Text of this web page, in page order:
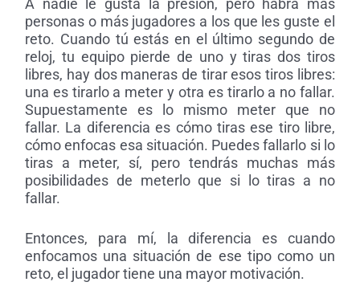
personas o más jugadores a los que les guste el
reto. Cuando tú estás en el último segundo de
reloj, tu equipo pierde de uno y tiras dos tiros
libres, hay dos maneras de tirar esos tiros libres:
una es tirarlo a meter y otra es tirarlo a no fallar.
Supuestamente es lo mismo meter que no
fallar. La diferencia es cómo tiras ese tiro libre,
cómo enfocas esa situación. Puedes fallarlo si lo
tiras a meter, sí, pero tendrás muchas más
posibilidades de meterlo que si lo tiras a no
fallar.
Entonces, para mí, la diferencia es cuando
enfocamos una situación de ese tipo como un
reto, el jugador tiene una mayor motivación.